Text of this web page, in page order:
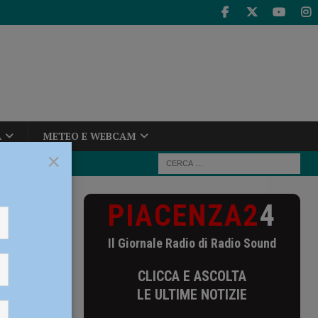
METEO E WEBCAM
all’istituto
PIACENZA24
Il Giornale Radio di Radio Sound
CLICCA E ASCOLTA
LE ULTIME NOTIZIE
×